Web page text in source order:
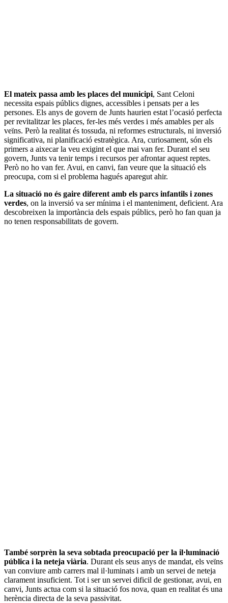
El mateix passa amb les places del municipi, Sant Celoni
necessita espais públics dignes, accessibles i pensats per a les
persones. Els anys de govern de Junts haurien estat l’ocasió perfecta
per revitalitzar les places, fer-les més verdes i més amables per als
veïns. Però la realitat és tossuda, ni reformes estructurals, ni inversió
significativa, ni planificació estratègica. Ara, curiosament, són els
primers a aixecar la veu exigint el que mai van fer. Durant el seu
govern, Junts va tenir temps i recursos per afrontar aquest reptes.
Però no ho van fer. Avui, en canvi, fan veure que la situació els
preocupa, com si el problema hagués aparegut ahir.
La situació no és gaire diferent amb els parcs infantils i zones
verdes, on la inversió va ser mínima i el manteniment, deficient. Ara
descobreixen la importància dels espais públics, però ho fan quan ja
no tenen responsabilitats de govern.
També sorprèn la seva sobtada preocupació per la il·luminació
pública i la neteja viària. Durant els seus anys de mandat, els veïns
van conviure amb carrers mal il·luminats i amb un servei de neteja
clarament insuficient. Tot i ser un servei dificil de gestionar, avui, en
canvi, Junts actua com si la situació fos nova, quan en realitat és una
herència directa de la seva passivitat.